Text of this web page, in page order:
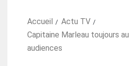
Accueil
Actu TV
Capitaine Marleau toujours
audiences